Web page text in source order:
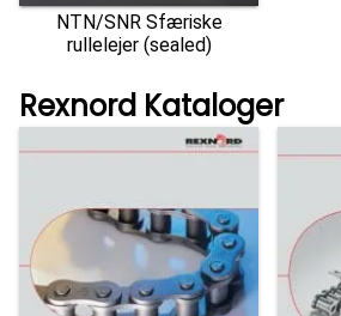
NTN/SNR Sfæriske
rullelejer (sealed)
Rexnord Kataloger